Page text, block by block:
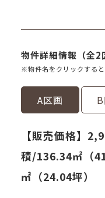
物件詳細情報（全2
※物件名をクリックすると
A区画
【販売価格】
積/136.34㎡（
㎡（24.04坪）